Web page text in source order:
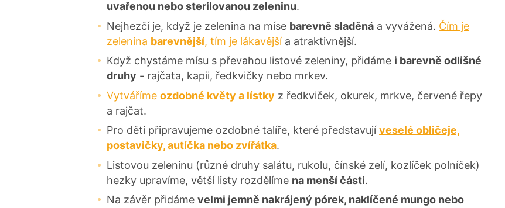
uvařenou nebo sterilovanou zeleninu.
Nejhezčí je, když je zelenina na míse barevně sladěná a vyvážená. Čím je
zelenina barevnější, tím je lákavějšía atraktivnější.
Když chystáme mísu s převahou listové zeleniny, přidáme i barevně odlišné
druhy - rajčata, kapii, ředkvičky nebo mrkev.
Vytváříme ozdobné květy a lístky z ředkviček, okurek, mrkve, červené řepy
a rajčat.
Pro děti připravujeme ozdobné talíře, které představujíveselé obličeje,
postavičky, autíčka nebo zvířátka.
Listovou zeleninu (různé druhy salátu, rukolu, čínské zelí, kozlíček polníček)
hezky upravíme, větší listy rozdělíme na menší části.
Na závěr přidáme velmi jemně nakrájený pórek, naklíčené mungo nebo